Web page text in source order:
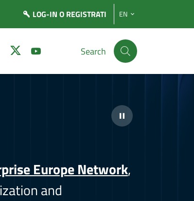
LOG-IN O REGISTRATI EN
Search
Europe Network,
and